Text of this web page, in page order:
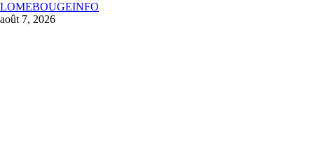
LOMEBOUGEINFO
août 7, 2026